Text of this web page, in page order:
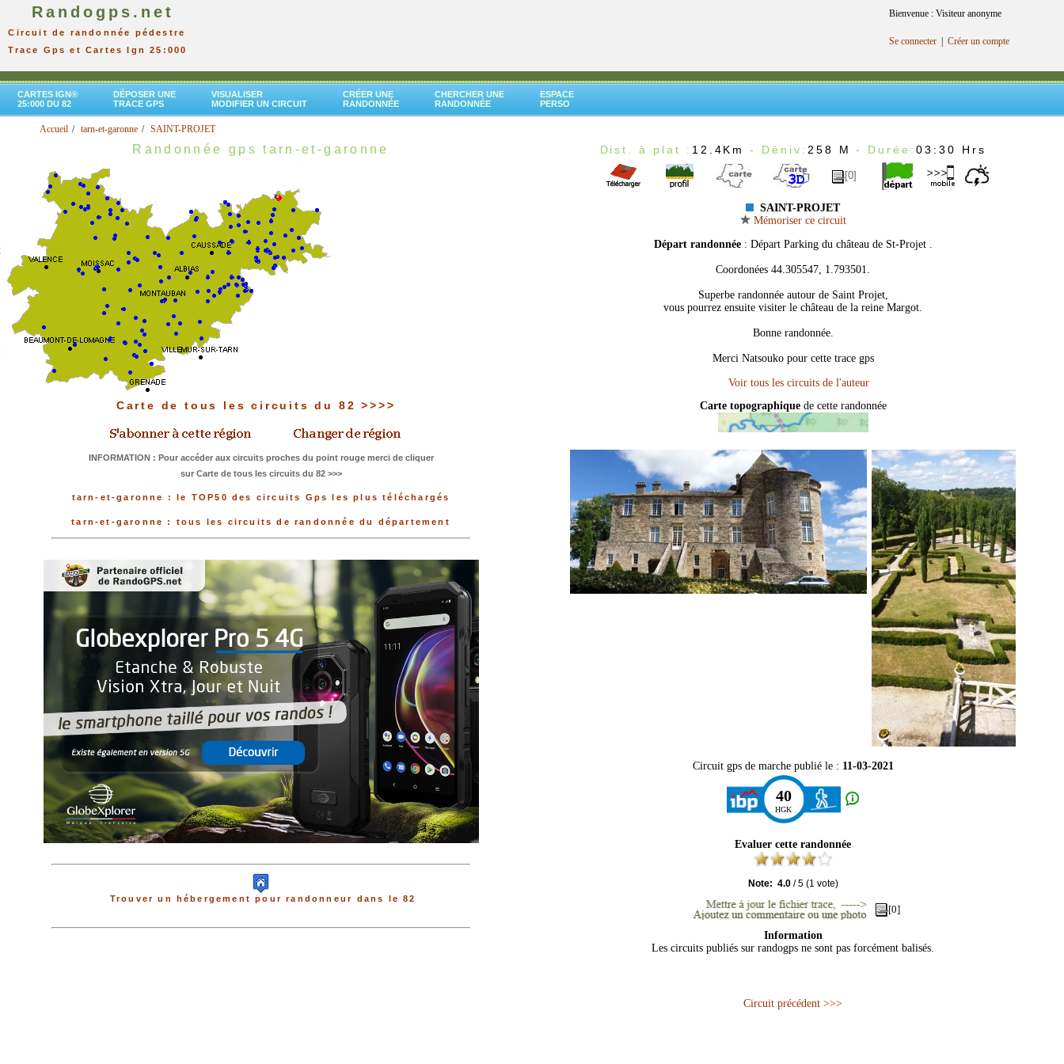
Randogps.net
Circuit de randonnée pédestre
Trace Gps et Cartes Ign 25:000
Bienvenue : Visiteur anonyme
Se connecter Créer un compte
CARTES IGN®
25:000 DU 82
DÉPOSER UNE
TRACE GPS
VISUALISER
MODIFIER UN CIRCUIT
CRÉER UNE
RANDONNÉE
CHERCHER UNE
RANDONNÉE
ESPACE
PERSO
Accueil tarn-et-garonne SAINT-PROJET
Randonnée gps tarn-et-garonne
Carte de tous les circuits du 82 >>>>
INFORMATION : Pour accéder aux circuits proches du point rouge merci de cliquer
sur Carte de tous les circuits du 82 >>>
tarn-et-garonne : le TOP50 des circuits Gps les plus téléchargés
tarn-et-garonne : tous les circuits de randonnée du département
Trouver un hébergement pour randonneur dans le 82
Dist. à plat : 12.4Km - Déniv: 258 M- Durée: 03:30 Hrs
[0]
SAINT-PROJET
Mémoriser ce circuit
Départ randonnée : Départ Parking du château de St-Projet .
Coordonées 44.305547, 1.793501.
Superbe randonnée autour de Saint Projet,
vous pourrez ensuite visiter le château de la reine Margot.
Bonne randonnée.
Merci Natsouko pour cette trace gps
Carte topographique de cette randonnée
Circuit gps de marche publié le : 11-03-2021
40
HGK
Evaluer cette randonnée
Note: 4.0/5(1 vote)
[0]
Information
Les circuits publiés sur randogps ne sont pas forcément balisés.
Circuit précédent >>>